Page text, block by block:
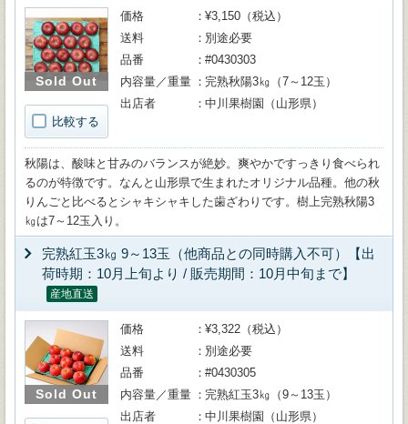
Sold Out
比較する
価格
¥3,150（税込）
送料
別途必要
品番
#0430303
内容量／重量
完熟秋陽3㎏（7～12玉）
出店者
中川果樹園（山形県）
秋陽は、酸味と甘みのバランスが絶妙。爽やかですっきり食べられ
るのが特徴です。なんと山形県で生まれたオリジナル品種。他の秋
りんごと比べるとシャキシャキした歯ざわりです。樹上完熟秋陽3
㎏は7～12玉入り。
完熟紅玉3㎏ 9～13玉（他商品との同時購入不可）【出
荷時期：10月上旬より / 販売期間：10月中旬まで】
産地直送
Sold Out
価格
¥3,322（税込）
送料
別途必要
品番
#0430305
内容量／重量
完熟紅玉3㎏（9～13玉）
出店者
中川果樹園（山形県）